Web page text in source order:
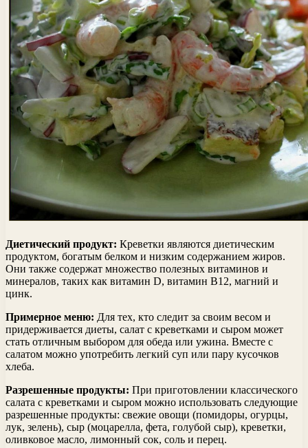
Диетический продукт: Креветки являются диетическим
продуктом, богатым белком и низким содержанием жиров.
Они также содержат множество полезных витаминов и
минералов, таких как витамин D, витамин B12, магний и
цинк.
Примерное меню: Для тех, кто следит за своим весом и
придерживается диеты, салат с креветками и сыром может
стать отличным выбором для обеда или ужина. Вместе с
салатом можно употребить легкий суп или пару кусочков
хлеба.
Разрешенные продукты: При приготовлении классического
салата с креветками и сыром можно использовать следующие
разрешенные продукты: свежие овощи (помидоры, огурцы,
лук, зелень), сыр (моцарелла, фета, голубой сыр), креветки,
оливковое масло, лимонный сок, соль и перец.